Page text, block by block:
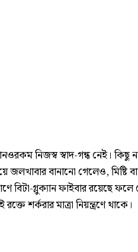
নিজস্ব স্বাদ-গন্ধ নেই। কিছু
জলখাবার বানানো গেলেও, মিষ্টি
বিটা-গ্লুক্যান ফাইবার রয়েছে
শর্করার মাত্রা নিয়ন্ত্রণে থাকে।